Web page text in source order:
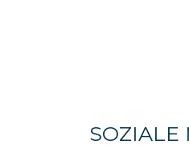
SOZIALE